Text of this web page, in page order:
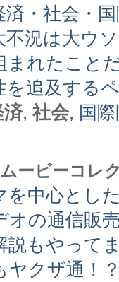
済・社会・
不況は大ウ
まれたこと
を追及する
済, 社会, 国
ービーコレ
を中心とし
オの通信販
説もやって
ヤクザ通！